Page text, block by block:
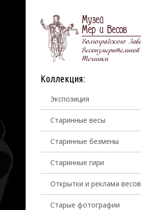
Коллекция:
Экспозиция
Старинные весы
Старинные безмены
Старинные гири
Открытки и реклама весов
Старые фотографии